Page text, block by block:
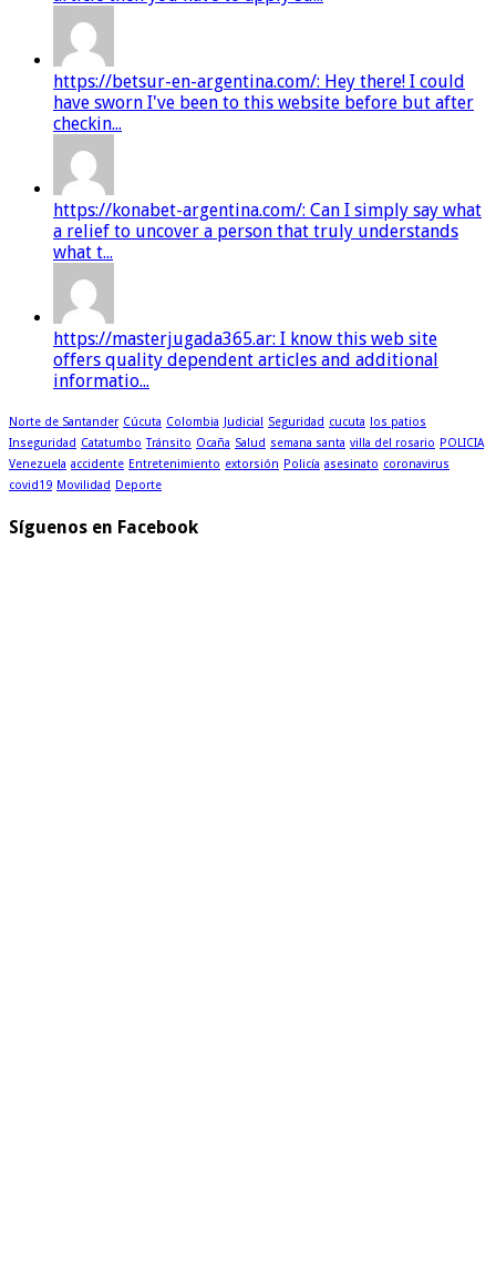
https://betsur-en-argentina.com/: Hey there! I could
have sworn I've been to this website before but after
checkin...
https://konabet-argentina.com/: Can I simply say what
a relief to uncover a person that truly understands
what t...
https://masterjugada365.ar: I know this web site
offers quality dependent articles and additional
informatio...
Norte de Santander Cúcuta Colombia Judicial Seguridad cucuta los patios
Inseguridad Catatumbo Tránsito Ocaña Salud semana santa villa del rosario POLICIA
Venezuela accidente Entretenimiento extorsión Policía asesinato coronavirus
covid19 Movilidad Deporte
Síguenos en Facebook